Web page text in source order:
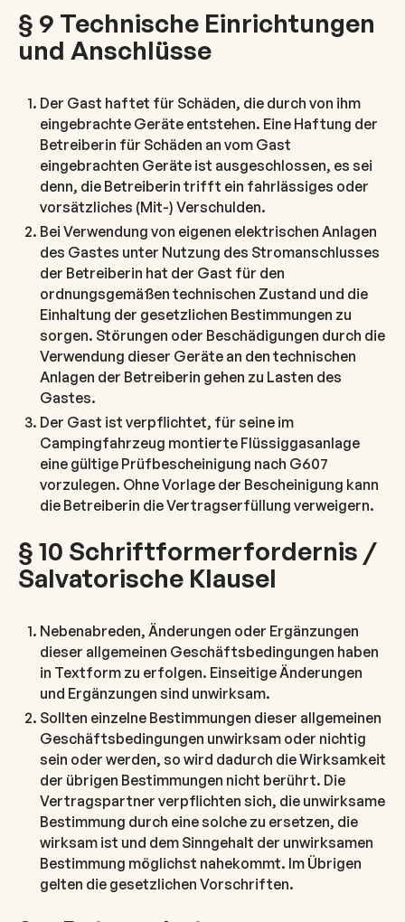
§ 9 Technische Einrichtungen
und Anschlüsse
Der Gast haftet für Schäden, die durch von ihm
eingebrachte Geräte entstehen. Eine Haftung der
Betreiberin für Schäden an vom Gast
eingebrachten Geräte ist ausgeschlossen, es sei
denn, die Betreiberin trifft ein fahrlässiges oder
vorsätzliches (Mit-) Verschulden.
Bei Verwendung von eigenen elektrischen Anlagen
des Gastes unter Nutzung des Stromanschlusses
der Betreiberin hat der Gast für den
ordnungsgemäßen technischen Zustand und die
Einhaltung der gesetzlichen Bestimmungen zu
sorgen. Störungen oder Beschädigungen durch die
Verwendung dieser Geräte an den technischen
Anlagen der Betreiberin gehen zu Lasten des
Gastes.
Der Gast ist verpflichtet, für seine im
Campingfahrzeug montierte Flüssiggasanlage
eine gültige Prüfbescheinigung nach G607
vorzulegen. Ohne Vorlage der Bescheinigung kann
die Betreiberin die Vertragserfüllung verweigern.
§ 10 Schriftformerfordernis /
Salvatorische Klausel
Nebenabreden, Änderungen oder Ergänzungen
dieser allgemeinen Geschäftsbedingungen haben
in Textform zu erfolgen. Einseitige Änderungen
und Ergänzungen sind unwirksam.
Sollten einzelne Bestimmungen dieser allgemeinen
Geschäftsbedingungen unwirksam oder nichtig
sein oder werden, so wird dadurch die Wirksamkeit
der übrigen Bestimmungen nicht berührt. Die
Vertragspartner verpflichten sich, die unwirksame
Bestimmung durch eine solche zu ersetzen, die
wirksam ist und dem Sinngehalt der unwirksamen
Bestimmung möglichst nahekommt. Im Übrigen
gelten die gesetzlichen Vorschriften.